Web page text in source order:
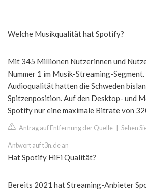
Welche Musikqualität hat Spotify?
Mit 345 Millionen Nutzerinnen und
Nummer 1 im Musik-Streaming-Segment.
Audioqualität hatten die Schweden
Spitzenposition. Auf den Desktop- und
Spotify nur eine maximale Bitrate von
Antrag auf Entfernung der Quelle Sehen
Antwort auf t3n.de an
Hat Spotify HiFi Qualität?
Bereits 2021 hat Streaming-Anbieter